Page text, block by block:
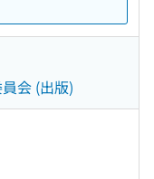
会 (出版)